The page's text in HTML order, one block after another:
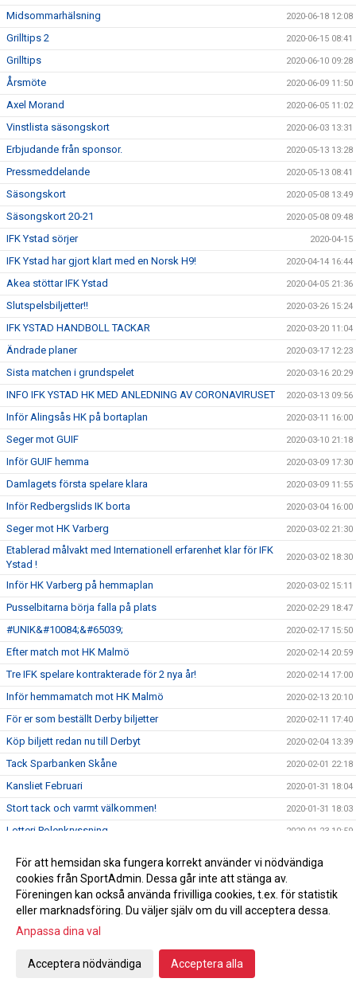
Midsommarhälsning 2020-06-18 12:08
Grilltips 2 2020-06-15 08:41
Grilltips 2020-06-10 09:28
Årsmöte 2020-06-09 11:50
Axel Morand 2020-06-05 11:02
Vinstlista säsongskort 2020-06-03 13:31
Erbjudande från sponsor. 2020-05-13 13:28
Pressmeddelande 2020-05-13 08:41
Säsongskort 2020-05-08 13:49
Säsongskort 20-21 2020-05-08 09:48
IFK Ystad sörjer 2020-04-15
IFK Ystad har gjort klart med en Norsk H9! 2020-04-14 16:44
Akea stöttar IFK Ystad 2020-04-05 21:36
Slutspelsbiljetter!! 2020-03-26 15:24
IFK YSTAD HANDBOLL TACKAR 2020-03-20 11:04
Ändrade planer 2020-03-17 12:23
Sista matchen i grundspelet 2020-03-16 20:29
INFO IFK YSTAD HK MED ANLEDNING AV CORONAVIRUSET 2020-03-13 09:56
Inför Alingsås HK på bortaplan 2020-03-11 16:00
Seger mot GUIF 2020-03-10 21:18
Inför GUIF hemma 2020-03-09 17:30
Damlagets första spelare klara 2020-03-09 11:55
Inför Redbergslids IK borta 2020-03-04 16:00
Seger mot HK Varberg 2020-03-02 21:30
Etablerad målvakt med Internationell erfarenhet klar för IFK
Ystad !
2020-03-02 18:30
Inför HK Varberg på hemmaplan 2020-03-02 15:11
Pusselbitarna börja falla på plats 2020-02-29 18:47
#UNIK&#10084;&#65039; 2020-02-17 15:50
Efter match mot HK Malmö 2020-02-14 20:59
Tre IFK spelare kontrakterade för 2 nya år! 2020-02-14 17:00
Inför hemmamatch mot HK Malmö 2020-02-13 20:10
För er som beställt Derby biljetter 2020-02-11 17:40
Köp biljett redan nu till Derbyt 2020-02-04 13:39
Tack Sparbanken Skåne 2020-02-01 22:18
Kansliet Februari 2020-01-31 18:04
Stort tack och varmt välkommen! 2020-01-31 18:03
Lotteri Polenkryssning 2020-01-23 10:59
Damhandboll!
Nyförvärv Axel Morand 2019-12-30 22:04
Seger hemma mot Önnered
God jul & Gott nytt år
För att hemsidan ska fungera korrekt använder vi nödvändiga
cookies från SportAdmin. Dessa går inte att stänga av.
Föreningen kan också använda frivilliga cookies, t.ex. för statistik
eller marknadsföring. Du väljer själv om du vill acceptera dessa.
Anpassa dina val
Acceptera nödvändiga Acceptera alla